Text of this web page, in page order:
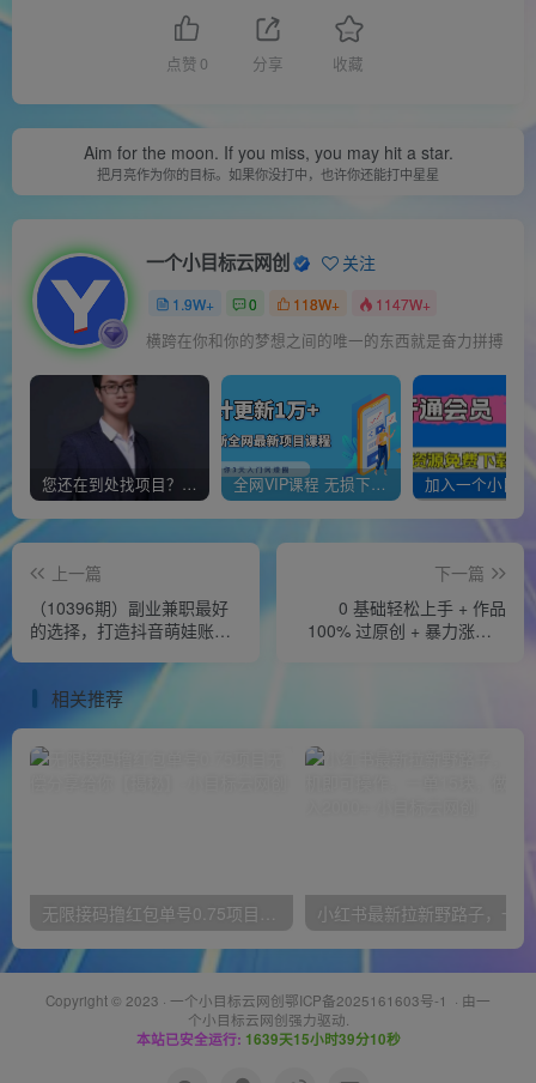
点赞 0 分享 收藏
Aim for the moon. If you miss, you may hit a star.
把月亮作为你的目标。如果你没打中，也许你还能打中星星
一个小目标云网创 关注
1.9W+ 0 118W+ 1147W+
横跨在你和你的梦想之间的唯一的东西就是奋力拼搏
您还在到处找项目？还在当韭菜？我靠经营“一个小目标网创商城”年入百W+，曾经我也负债累累! 全网VIP课程 无损下载~
上一篇
（10396期）副业兼职最好
的选择，打造抖音萌娃账
下一篇
0 基础轻松上手 + 作品
100% 过原创 + 暴力涨粉 +
相关推荐
无限接码撸红包单号0.75项目无偿分享给你【揭秘】
Copyright © 2023 · 一个小目标云网创鄂ICP备2025161603号-1 · 由一
个小目标云网创强力驱动.
本站已安全运行: 1639天15小时39分10秒